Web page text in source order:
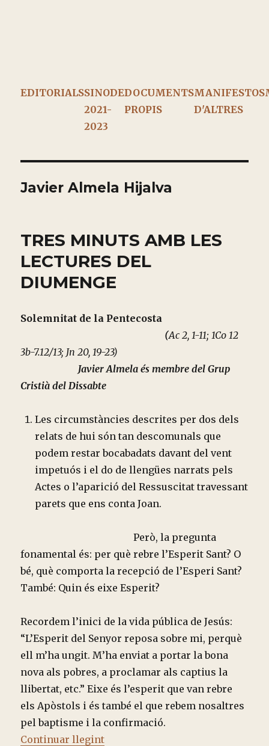
EDITORIALSSINODE
2021-
2023
DOCUMENTS
PROPIS
MANIFESTOS
D'ALTRES
Javier Almela Hijalva
TRES MINUTS AMB LES
LECTURES DEL
DIUMENGE
Solemnitat de la Pentecosta
(Ac 2, 1-11; 1Co 12
3b-7.12/13; Jn 20, 19-23)
Javier Almela és membre del Grup
Cristià del Dissabte
Les circumstàncies descrites per dos dels
relats de hui són tan descomunals que
podem restar bocabadats davant del vent
impetuós i el do de llengües narrats pels
Actes o l’aparició del Ressuscitat travessant
parets que ens conta Joan.
Però, la pregunta
fonamental és: per què rebre l’Esperit Sant? O
bé, què comporta la recepció de l’Esperi Sant?
També: Quin és eixe Esperit?
Recordem l’inici de la vida pública de Jesús:
“L’Esperit del Senyor reposa sobre mi, perquè
ell m’ha ungit. M’ha enviat a portar la bona
nova als pobres, a proclamar als captius la
llibertat, etc.” Eixe és l’esperit que van rebre
els Apòstols i és també el que rebem nosaltres
pel baptisme i la confirmació.
Continuar llegint“TRES MINUTS AMB LES